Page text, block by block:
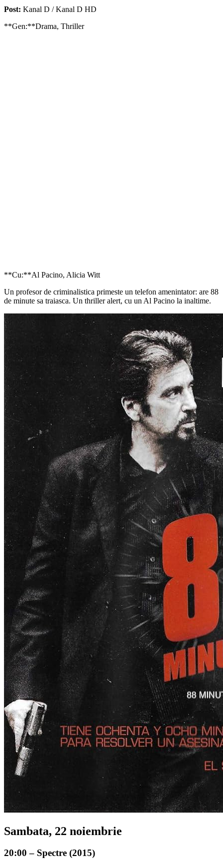
Post: Kanal D / Kanal D HD
**Gen:**Drama, Thriller
**Cu:**Al Pacino, Alicia Witt
Un profesor de criminalistica primeste un telefon amenintator: are 88
de minute sa traiasca. Un thriller alert, cu un Al Pacino la inaltime.
Sambata, 22 noiembrie
20:00 – Spectre (2015)